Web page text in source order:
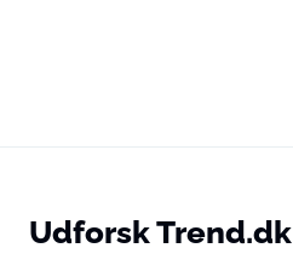
Udforsk Trend.dk